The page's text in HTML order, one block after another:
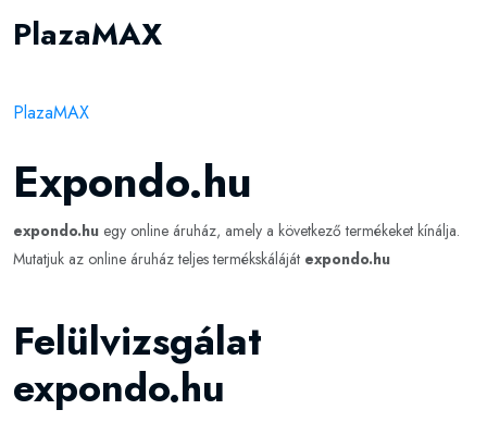
PlazaMAX
PlazaMAX
Expondo.hu
expondo.hu egy online áruház, amely a következő termékeket kínálja.
Mutatjuk az online áruház teljes termékskáláját expondo.hu
Felülvizsgálat
expondo.hu